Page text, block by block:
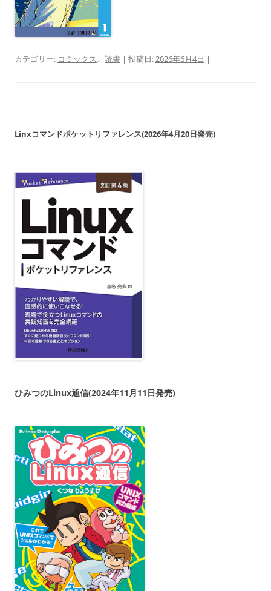
カテゴリー: コミックス、 読書 | 投稿日:2026年6月4日 |
Linxコマンドポケットリファレンス(2026年4月20日発売)
ひみつのLinux通信(2024年11月11日発売)